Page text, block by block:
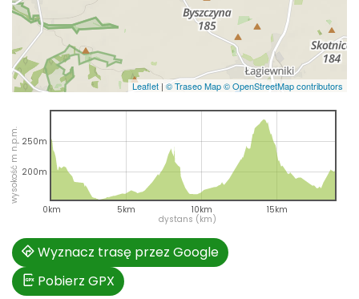
Leaflet | © Traseo Map© OpenStreetMap contributors
dystans (km)
wysokość m n.p.m.
0km 5km 10km 15km
200m
250m
Wyznacz trasę przez Google
Pobierz GPX